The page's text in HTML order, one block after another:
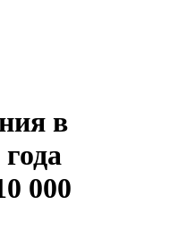
в
000